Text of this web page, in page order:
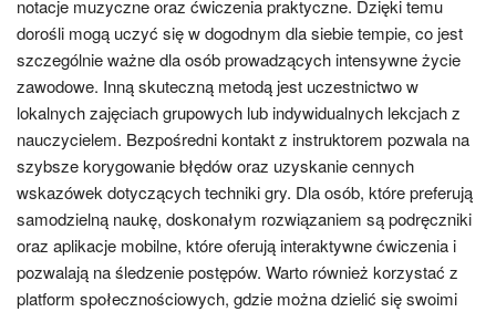
notacje muzyczne oraz ćwiczenia praktyczne. Dzięki temu
dorośli mogą uczyć się w dogodnym dla siebie tempie, co jest
szczególnie ważne dla osób prowadzących intensywne życie
zawodowe. Inną skuteczną metodą jest uczestnictwo w
lokalnych zajęciach grupowych lub indywidualnych lekcjach z
nauczycielem. Bezpośredni kontakt z instruktorem pozwala na
szybsze korygowanie błędów oraz uzyskanie cennych
wskazówek dotyczących techniki gry. Dla osób, które preferują
samodzielną naukę, doskonałym rozwiązaniem są podręczniki
oraz aplikacje mobilne, które oferują interaktywne ćwiczenia i
pozwalają na śledzenie postępów. Warto również korzystać z
platform społecznościowych, gdzie można dzielić się swoimi